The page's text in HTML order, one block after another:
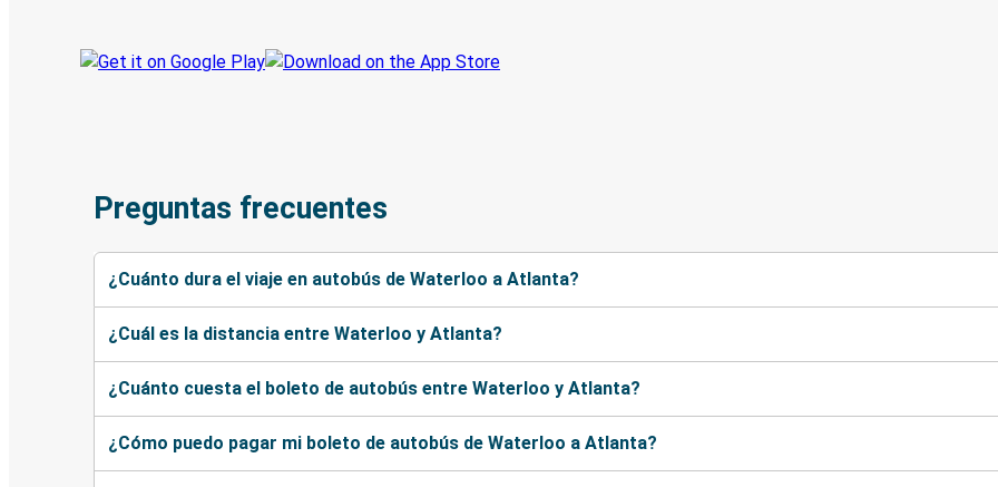
Preguntas frecuentes
¿Cuánto dura el viaje en autobús de Waterloo a Atlanta?
¿Cuál es la distancia entre Waterloo y Atlanta?
¿Cuánto cuesta el boleto de autobús entre Waterloo y Atlanta?
¿Cómo puedo pagar mi boleto de autobús de Waterloo a Atlanta?